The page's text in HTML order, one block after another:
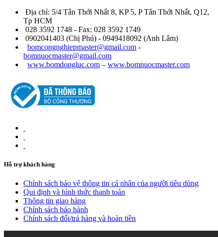
Địa chỉ: 5/4 Tân Thới Nhất 8, KP 5, P Tân Thới Nhất, Q12,
Tp HCM
028 3592 1748 - Fax: 028 3592 1749
0902041403 (Chị Phú) - 0949418092 (Anh Lâm)
bomcongnghiepmaster@gmail.com -
bomnuocmaster@gmail.com
www.bomdongluc.com – www.bomnuocmaster.com
Hỗ trợ khách hàng
Chính sách bảo vệ thông tin cá nhân của người tiêu dùng
Qui định và hình thức thanh toán
Thông tin giao hàng
Chính sách bảo hành
Chính sách đổi/trả hàng và hoàn tiền